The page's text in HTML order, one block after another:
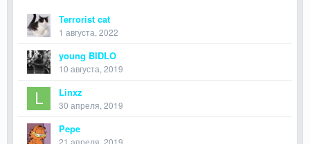
Terrorist cat
1 августа, 2022
young BIDLO
10 августа, 2019
Linxz
30 апреля, 2019
Pepe
21 апреля, 2019